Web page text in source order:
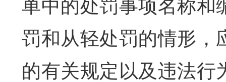
单中的处罚事项名称和
罚和从轻处罚的情形，
的有关规定以及违法行